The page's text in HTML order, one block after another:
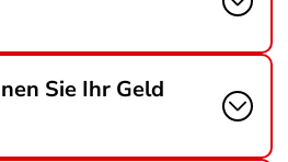
Sie Ihr Geld